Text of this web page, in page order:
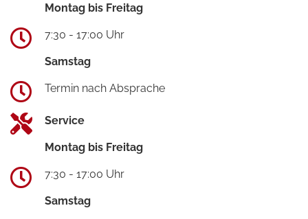
Montag bis Freitag
7:30 - 17:00 Uhr
Samstag
Termin nach Absprache
Service
Montag bis Freitag
7:30 - 17:00 Uhr
Samstag